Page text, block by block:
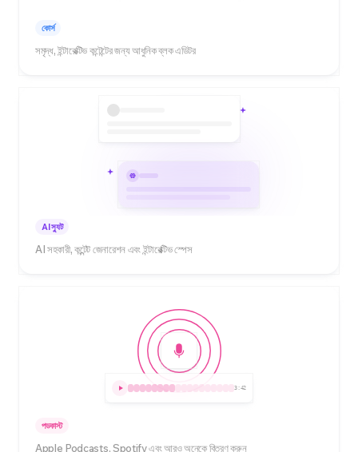
কোর্স
সমৃদ্ধ, ইন্টারেক্টিভ কন্টেন্টের জন্য আধুনিক ব্লক এডিটর
AI স্যুট
AI সহকারী, কন্টেন্ট জেনারেশন এবং ইন্টারেক্টিভ স্পেস
3:42
পডকাস্ট
Apple Podcasts, Spotify এবং আরও অনেকে বিতরণ করুন